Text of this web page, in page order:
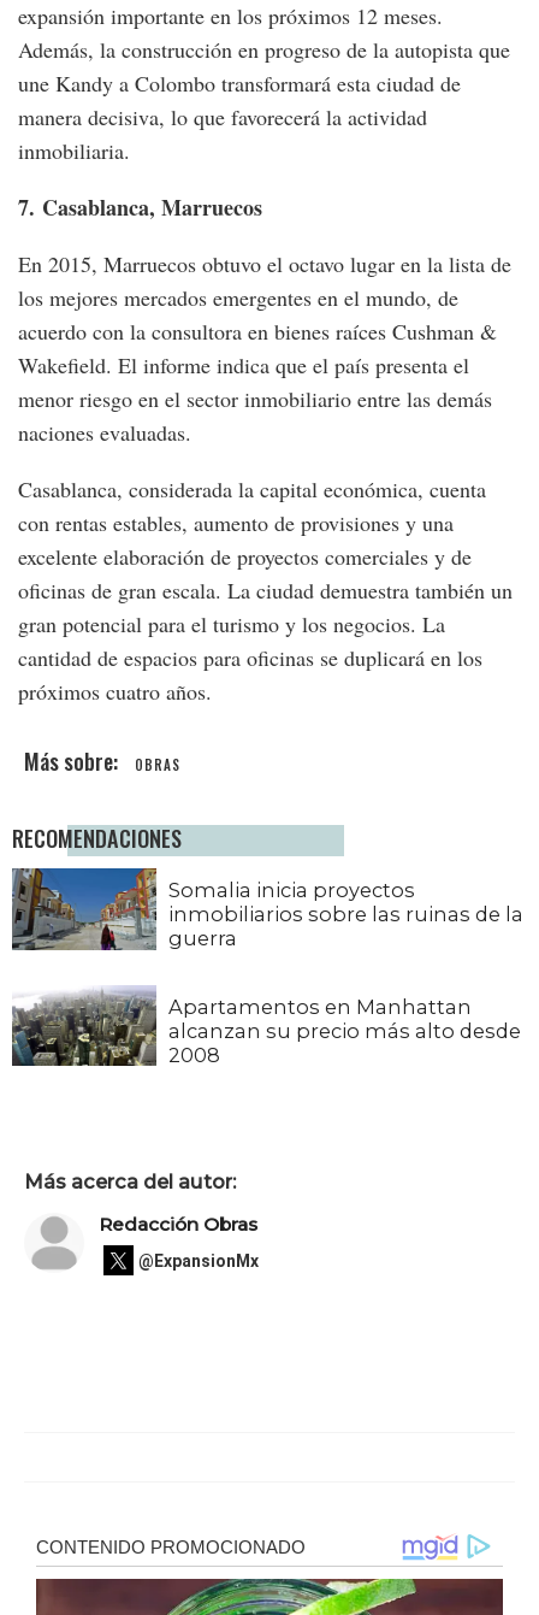
expansión importante en los próximos 12 meses.
Además, la construcción en progreso de la autopista que
une Kandy a Colombo transformará esta ciudad de
manera decisiva, lo que favorecerá la actividad
inmobiliaria.
7. Casablanca, Marruecos
En 2015, Marruecos obtuvo el octavo lugar en la lista de
los mejores mercados emergentes en el mundo, de
acuerdo con la consultora en bienes raíces Cushman &
Wakefield. El informe indica que el país presenta el
menor riesgo en el sector inmobiliario entre las demás
naciones evaluadas.
Casablanca, considerada la capital económica, cuenta
con rentas estables, aumento de provisiones y una
excelente elaboración de proyectos comerciales y de
oficinas de gran escala. La ciudad demuestra también un
gran potencial para el turismo y los negocios. La
cantidad de espacios para oficinas se duplicará en los
próximos cuatro años.
OBRAS
RECOMENDACIONES
Somalia inicia proyectos
inmobiliarios sobre las ruinas de la
guerra
Apartamentos en Manhattan
alcanzan su precio más alto desde
2008
Más acerca del autor:
Redacción Obras
@ExpansionMx